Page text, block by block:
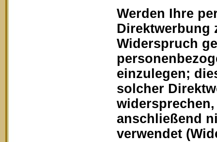
Werden Ihre
Direktwerbung
Widerspruch
einzulegen;
solcher
anschließend
verwendet